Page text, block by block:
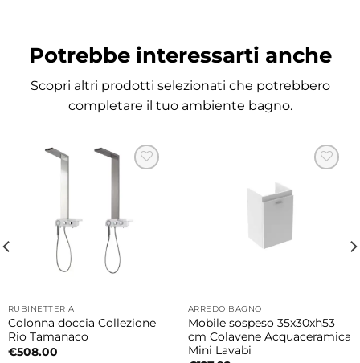
termoindurente con:
• sgancio rapido
• cerniere finitura Cromo
Una soluzione pratica, elegante e facile da
Bidet a terra monoforo coordinato
Il bidet monoforo in ceramica da
55x37xH42
è completo di ghiera finitura Cromo per
Finiture ceramica disponibili
WC e bidet sono disponibili nelle seguenti
Potrebbe interessarti anche
Scopri altri prodotti selezionati che potrebbero
completare il tuo ambiente bagno.
RUBINETTERIA
Colonna doccia Collezione
Rio Tamanaco
€508.00
ARREDO BAGNO
Mobile sospeso 35x30xh53
cm Colavene Acquaceramica
Mini Lavabi